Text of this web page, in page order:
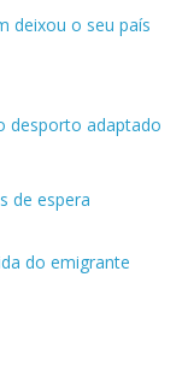
deixou o seu país
desporto adaptado
de espera
do emigrante